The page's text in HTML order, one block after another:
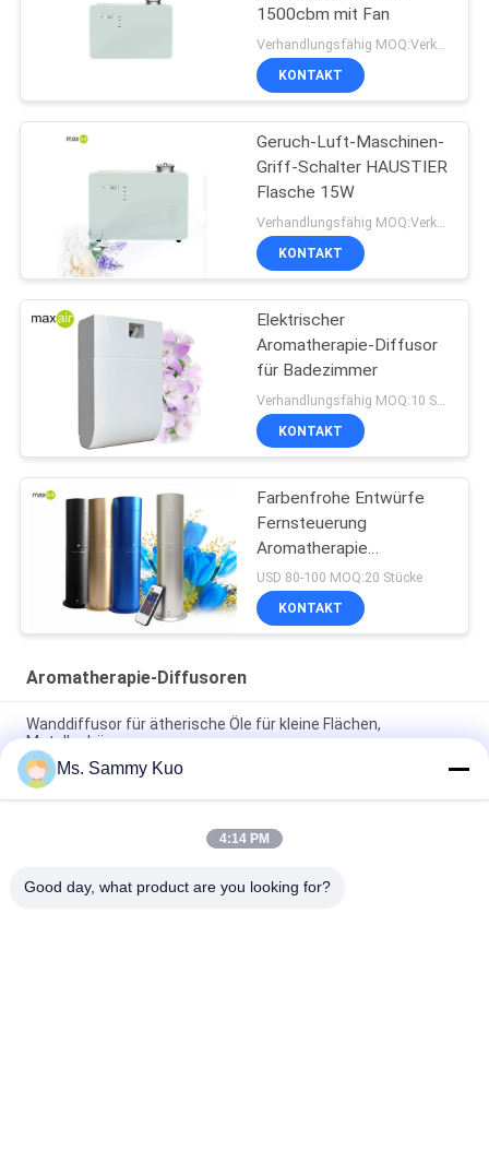
1500cbm mit Fan
Verhandlungsfähig MOQ:Verkäuflich
KONTAKT
Geruch-Luft-Maschinen-
Griff-Schalter HAUSTIER
Flasche 15W
KONTAKT
Elektrischer
Aromatherapie-Diffusor
für Badezimmer
KONTAKT
Farbenfrohe Entwürfe
Fernsteuerung
Aromatherapie
Diffusoren
USD 80-100 MOQ:20 Stücke
KONTAKT
Aromatherapie-Diffusoren
Wanddiffusor für ätherische Öle für kleine Flächen,
Metallgehäuse
Schreibtisch, bodenständiger, optionaler Öldiffusor,
Metallgehäuse, 500 ml Plastikflasche
Home Hotel Office Aromatherapieöldiffuser mit
Ms. Sammy Kuo
4:14 PM
Good day, what product are you looking for?